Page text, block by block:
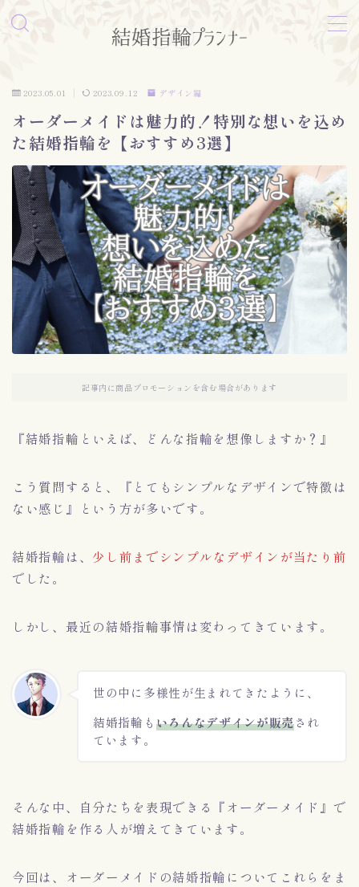
形状編
素材編
お問い合わせ
プライバシーポリシー
2023.05.01 2023.09.12 デザイン編
オーダーメイドは魅力的！特別な想いを込め
た結婚指輪を【おすすめ3選】
記事内に商品プロモーションを含む場合があります
『結婚指輪といえば、どんな指輪を想像しますか？』
こう質問すると、『とてもシンプルなデザインで特徴は
ない感じ』という方が多いです。
結婚指輪は、 少し前までシンプルなデザインが当たり前
でした。
しかし、最近の結婚指輪事情は変わってきています。
世の中に多様性が生まれてきたように、
結婚指輪も いろんなデザインが販売され
ています。
そんな中、自分たちを表現できる『オーダーメイド』で
結婚指輪を作る人が増えてきています。
今回は、オーダーメイドの結婚指輪についてこれらをま